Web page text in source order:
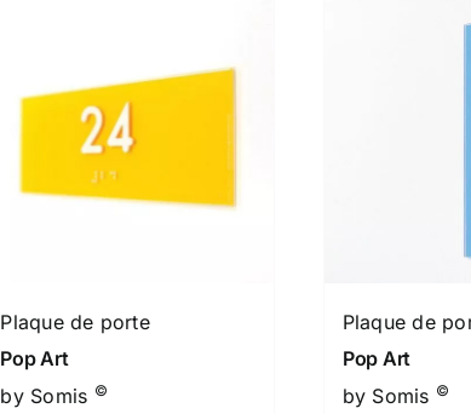
Plaque de porte
Pop Art
by Somis ©
Plaque de
Pop Art
by Somis ©